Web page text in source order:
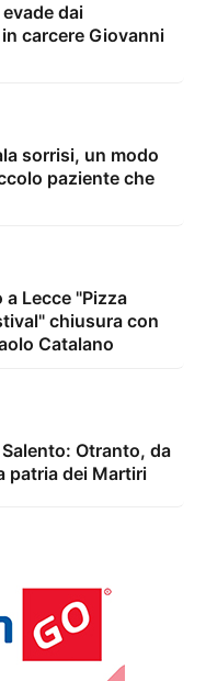
dai
carcere Giovanni
sorrisi, un modo
paziente che
Lecce "Pizza
chiusura con
Catalano
Otranto, da
patria dei Martiri